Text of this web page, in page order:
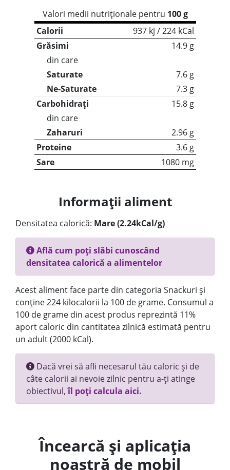
Valori medii nutriționale pentru 100 g
Calorii
937 kj / 224 kCal
Grăsimi
14.9 g
din care
Saturate
7.6 g
Ne-Saturate
7.3 g
Carbohidrați
15.8 g
din care
Zaharuri
2.96 g
Proteine
3.6 g
Sare
1080 mg
Informații aliment
Densitatea calorică: Mare (2.24kCal/g)
Află cum poți slăbi cunoscând
densitatea calorică a alimentelor
Acest aliment face parte din categoria Snackuri și
conține 224 kilocalorii la 100 de grame. Consumul a
100 de grame din acest produs reprezintă 11%
aport caloric din cantitatea zilnică estimată pentru
un adult (2000 kCal).
Dacă vrei să afli necesarul tău caloric și de
câte calorii ai nevoie zilnic pentru a-ți atinge
obiectivul,îl poți calcula aici.
Încearcă și aplicația
noastră de mobil